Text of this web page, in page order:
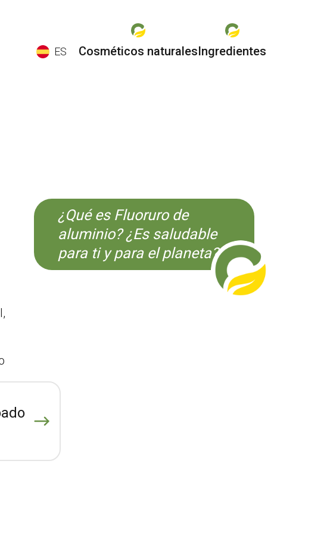
ES
Cosméticos naturalesIngredientes
¿Qué es Fluoruro de
aluminio? ¿Es saludable
para ti y para el planeta?